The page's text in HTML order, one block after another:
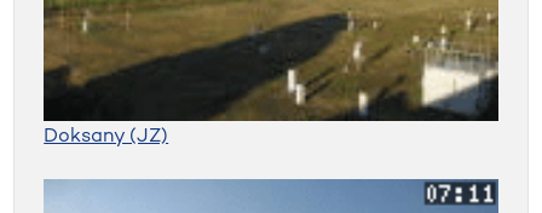
Doksany (JZ)